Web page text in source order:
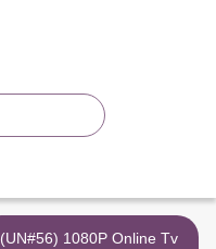
(UN#56) 1080P Online Tv